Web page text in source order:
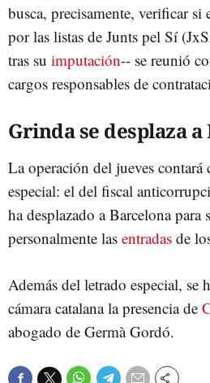
busca, precisamente, verificar
por las listas de Junts pel Sí
tras su imputación-- se reunió
cargos responsables de
Grinda se desplaza
La operación del jueves contará
especial: el del fiscal
ha desplazado a Barcelona para
personalmente las entradas de
Además del letrado especial, se
cámara catalana la presencia de
abogado de Germà Gordó.